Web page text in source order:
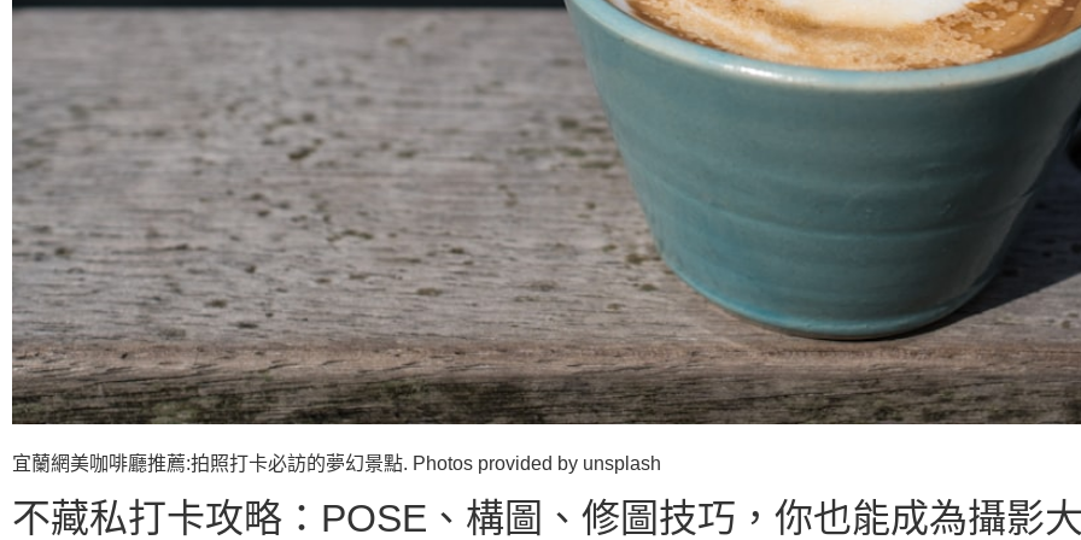
宜蘭網美咖啡廳推薦:拍照打卡必訪的夢幻景點. Photos provided by unsplash
不藏私打卡攻略：POSE、構圖、修圖技巧，你也能成為攝影